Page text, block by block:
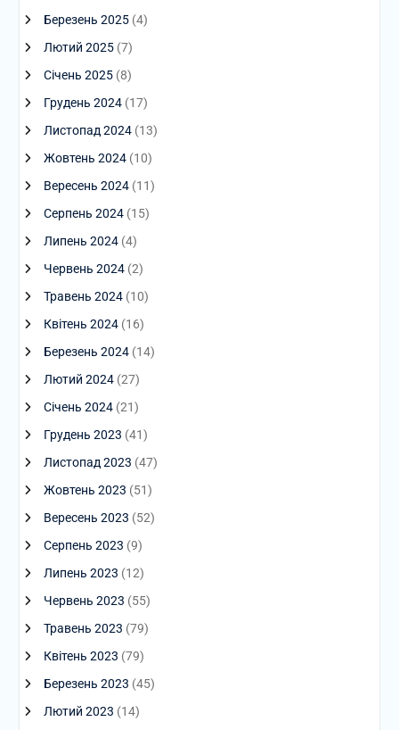
Березень 2025(4)
Лютий 2025(7)
Січень 2025(8)
Грудень 2024(17)
Листопад 2024(13)
Жовтень 2024(10)
Вересень 2024(11)
Серпень 2024(15)
Липень 2024(4)
Червень 2024(2)
Травень 2024(10)
Квітень 2024(16)
Березень 2024(14)
Лютий 2024(27)
Січень 2024(21)
Грудень 2023 (41)
Листопад 2023 (47)
Жовтень 2023 (51)
Вересень 2023 (52)
Серпень 2023 (9)
Липень 2023 (12)
Червень 2023 (55)
Травень 2023 (79)
Квітень 2023 (79)
Березень 2023 (45)
Лютий 2023 (14)